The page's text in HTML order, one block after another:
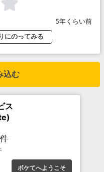
5年くらい前
にのってみる
込む
ス
件
ボケてへようこそ